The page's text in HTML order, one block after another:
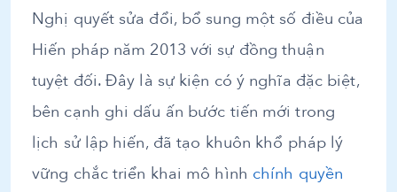
Nghị quyết sửa đổi, bổ sung một số điều của
Hiến pháp năm 2013 với sự đồng thuận
tuyệt đối. Đây là sự kiện có ý nghĩa đặc biệt,
bên cạnh ghi dấu ấn bước tiến mới trong
lịch sử lập hiến, đã tạo khuôn khổ pháp lý
vững chắc triển khai mô hình chính quyền